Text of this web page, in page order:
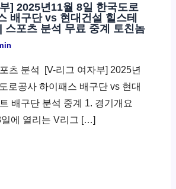
] 2025년11월 8일 한국도로
배구단 vs 현대건설 힐스테
스포츠 분석 무료 중계 토친놈
츠 분석 ​ [V-리그 여자부] 2025년
로공사 하이패스 배구단 vs 현대
배구단 분석 중계 1. 경기개요
에 열리는 V리그 […]